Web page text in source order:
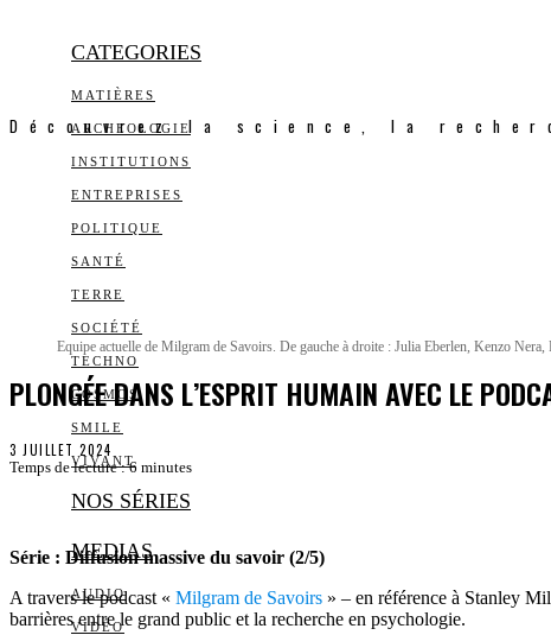
CATEGORIES
MATIÈRES
ARCHEOLOGIE
INSTITUTIONS
ENTREPRISES
POLITIQUE
SANTÉ
TERRE
SOCIÉTÉ
TECHNO
COSMOS
SMILE
VIVANT
NOS SÉRIES
MEDIAS
AUDIO
VIDÉO
Découvrez la science, la
Equipe actuelle de Milgram de Savoirs. De gauche à droite : Julia Eberlen, Kenzo
PLONGÉE DANS L’ESPRIT HUMAIN AVEC LE
3 JUILLET 2024
Temps de lecture :6 minutes
Série : Diffusion massive du savoir (2/5)
A travers le podcast « Milgram de Savoirs » – en référence à Stanley
barrières entre le grand public et la recherche en psychologie.